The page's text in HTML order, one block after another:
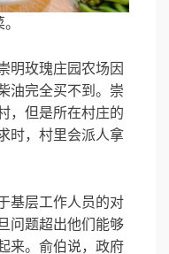
明玫瑰庄园农场因
油完全买不到。崇
，但是所在村庄的
时，村里会派人拿
基层工作人员的对
问题超出他们能够
来。俞伯说，政府